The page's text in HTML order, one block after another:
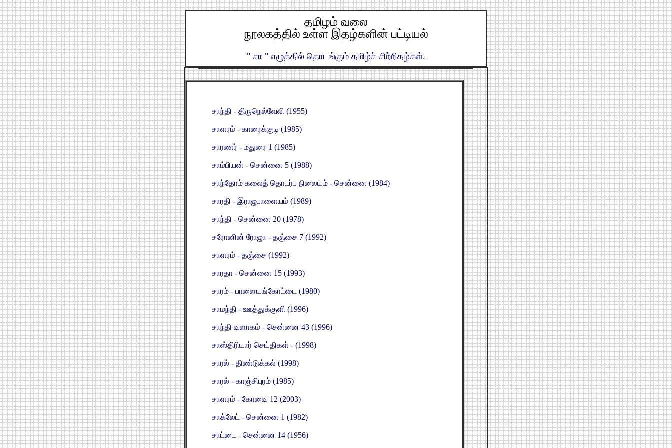
தமிழம் வலை
நூலகத்தில் உள்ள இதழ்களின் பட்டியல்
" சா " எழுத்தில் தொடங்கும் தமிழ்ச் சிற்றிதழ்கள்.
சாந்தி - திருநெல்வேலி (1955)
சாளரம் - காரைக்குடி (1985)
சாரணர் - மதுரை 1 (1985)
சாம்பியன் - சென்னை 5 (1988)
சாந்தோம் கலைத் தொடர்பு நிலையம் - சென்னை (1984)
சாரதி - இராஜபாளையம் (1989)
சாந்தி - சென்னை 20 (1978)
சரோனின் ரோஜா - தஞ்சை 7 (1992)
சாளரம் - தஞ்சை (1992)
சாரதா - சென்னை 15 (1993)
சாரம் - பாளையங்கோட்டை (1980)
சாமந்தி - ஊத்துக்குளி (1996)
சாந்தி வளாகம் - சென்னை 43 (1996)
சாஸ்திரியார் செய்திகள் - (1998)
சாரல் - திண்டுக்கல் (1998)
சாரல் - காஞ்சிபுரம் (1985)
சாளரம் - கோவை 12 (2003)
சாக்லேட் - சென்னை 1 (1982)
சாட்டை - சென்னை 14 (1956)